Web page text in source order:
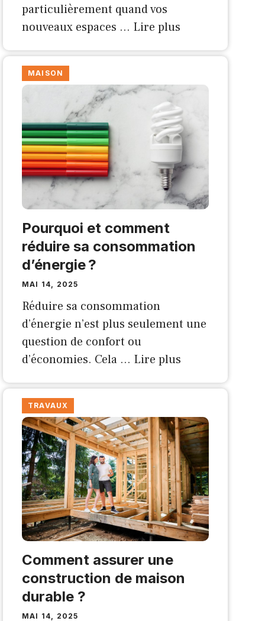
particulièrement quand vos
nouveaux espaces … Lire plus
MAISON
Pourquoi et comment
réduire sa consommation
d’énergie ?
MAI 14, 2025
Réduire sa consommation
d’énergie n’est plus seulement une
question de confort ou
d’économies. Cela … Lire plus
TRAVAUX
Comment assurer une
construction de maison
durable ?
MAI 14, 2025